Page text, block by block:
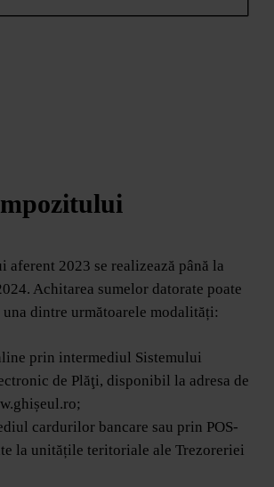
aferent 2023 se realizează până la
Achitarea sumelor datorate poate
dintre următoarele modalități:
prin intermediul Sistemului
de Plăţi, disponibil la adresa de
cardurilor bancare sau prin POS-
la unitățile teritoriale ale Trezoreriei